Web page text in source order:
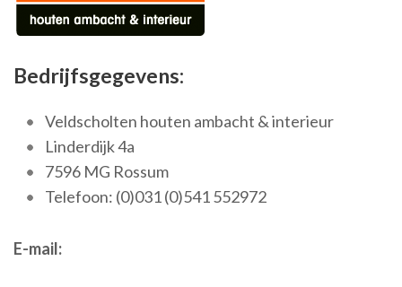
Bedrijfsgegevens:
Veldscholten houten ambacht & interieur
Linderdijk 4a
7596 MG Rossum
Telefoon: (0)031 (0)541 552972
E-mail: